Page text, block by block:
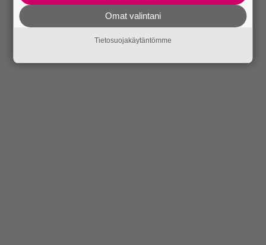
Omat valintani
Tietosuojakäytäntömme